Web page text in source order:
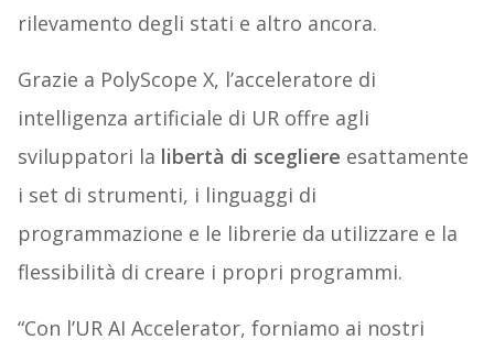
rilevamento degli stati e altro ancora.
Grazie a PolyScope X, l’acceleratore di
intelligenza artificiale di UR offre agli
sviluppatori la libertà di scegliere esattamente
i set di strumenti, i linguaggi di
programmazione e le librerie da utilizzare e la
flessibilità di creare i propri programmi.
“Con l’UR AI Accelerator, forniamo ai nostri